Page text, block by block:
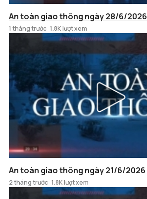
An toàn giao thông ngày 28/6/2026
1 tháng trước 1.8K lượt xem
An toàn giao thông ngày 21/6/2026
2 tháng trước 1.8K lượt xem